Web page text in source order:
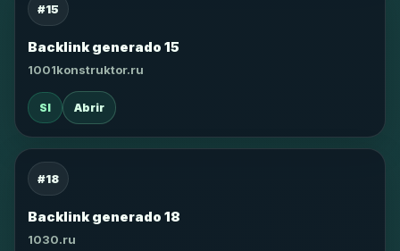
#15
Backlink generado 15
1001konstruktor.ru
SI Abrir
#18
Backlink generado 18
1030.ru